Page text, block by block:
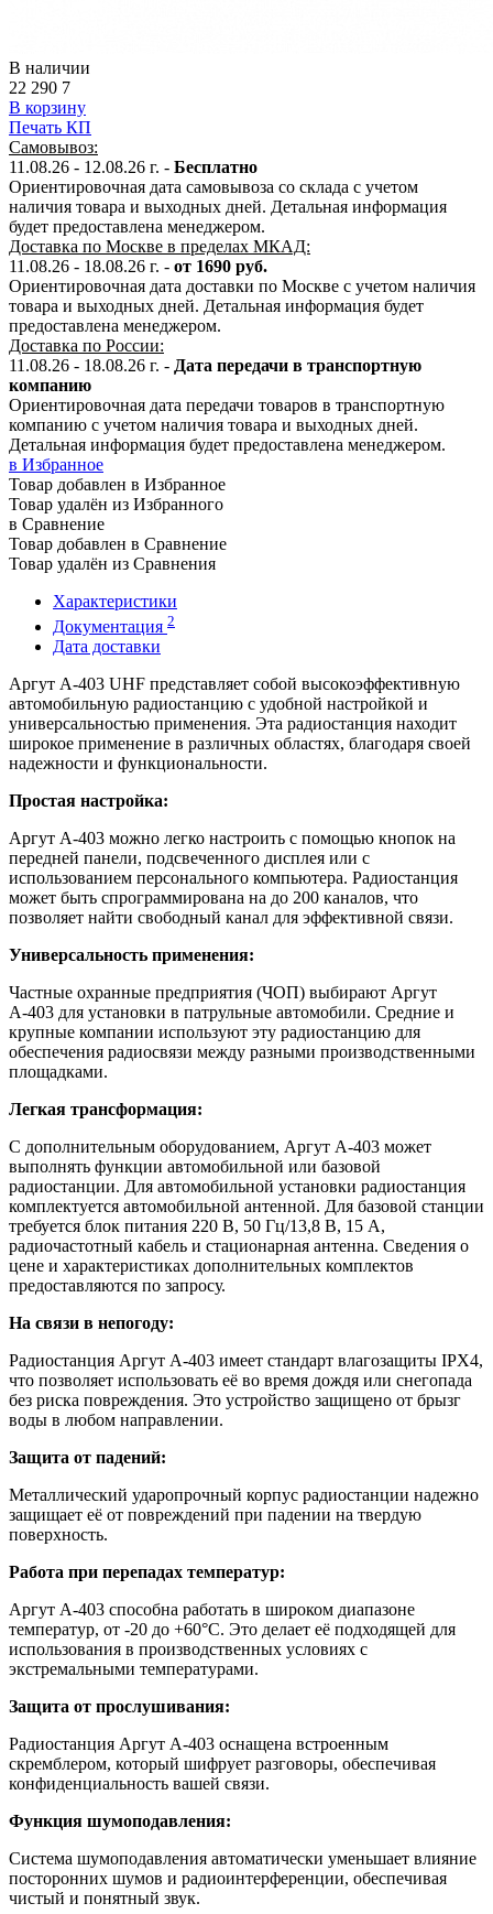
В наличии
22 290 7
В корзину
Печать КП
Самовывоз:
11.08.26 - 12.08.26 г. - Бесплатно
Ориентировочная дата самовывоза со склада с учетом
наличия товара и выходных дней. Детальная информация
будет предоставлена менеджером.
Доставка по Москве в пределах МКАД:
11.08.26 - 18.08.26 г. - от 1690 руб.
Ориентировочная дата доставки по Москве с учетом наличия
товара и выходных дней. Детальная информация будет
предоставлена менеджером.
Доставка по России:
11.08.26 - 18.08.26 г. - Дата передачи в транспортную
компанию
Ориентировочная дата передачи товаров в транспортную
компанию с учетом наличия товара и выходных дней.
Детальная информация будет предоставлена менеджером.
в Избранное
Товар добавлен в Избранное
Товар удалён из Избранного
в Сравнение
Товар добавлен в Сравнение
Товар удалён из Сравнения
Характеристики
Документация 2
Дата доставки
Аргут А-403 UHF представляет собой высокоэффективную
автомобильную радиостанцию с удобной настройкой и
универсальностью применения. Эта радиостанция находит
широкое применение в различных областях, благодаря своей
надежности и функциональности.
Простая настройка:
Аргут А-403 можно легко настроить с помощью кнопок на
передней панели, подсвеченного дисплея или с
использованием персонального компьютера. Радиостанция
может быть спрограммирована на до 200 каналов, что
позволяет найти свободный канал для эффективной связи.
Универсальность применения:
Частные охранные предприятия (ЧОП) выбирают Аргут
А-403 для установки в патрульные автомобили. Средние и
крупные компании используют эту радиостанцию для
обеспечения радиосвязи между разными производственными
площадками.
Легкая трансформация:
С дополнительным оборудованием, Аргут А-403 может
выполнять функции автомобильной или базовой
радиостанции. Для автомобильной установки радиостанция
комплектуется автомобильной антенной. Для базовой станции
требуется блок питания 220 В, 50 Гц/13,8 В, 15 А,
радиочастотный кабель и стационарная антенна. Сведения о
цене и характеристиках дополнительных комплектов
предоставляются по запросу.
На связи в непогоду:
Радиостанция Аргут А-403 имеет стандарт влагозащиты IPX4,
что позволяет использовать её во время дождя или снегопада
без риска повреждения. Это устройство защищено от брызг
воды в любом направлении.
Защита от падений:
Металлический ударопрочный корпус радиостанции надежно
защищает её от повреждений при падении на твердую
поверхность.
Работа при перепадах температур:
Аргут А-403 способна работать в широком диапазоне
температур, от -20 до +60°C. Это делает её подходящей для
использования в производственных условиях с
экстремальными температурами.
Защита от прослушивания:
Радиостанция Аргут А-403 оснащена встроенным
скремблером, который шифрует разговоры, обеспечивая
конфиденциальность вашей связи.
Функция шумоподавления:
Система шумоподавления автоматически уменьшает влияние
посторонних шумов и радиоинтерференции, обеспечивая
чистый и понятный звук.